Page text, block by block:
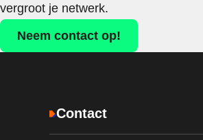
vergroot je netwerk.
Neem contact op!
Contact